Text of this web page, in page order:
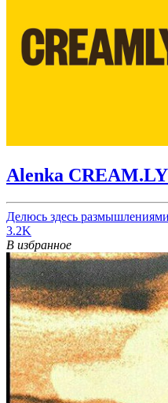
Alenka CREAM.LY
Делюсь здесь
3.2K
В избранное